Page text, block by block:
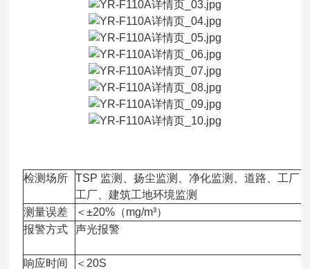
检测场所
TSP 监测、扬尘监测、净化监测、道路、工厂
工厂、建筑工地环境监测
测量误差
＜±20%（mg/m³）
报警方式
声光报警
响应时间 ＜20S